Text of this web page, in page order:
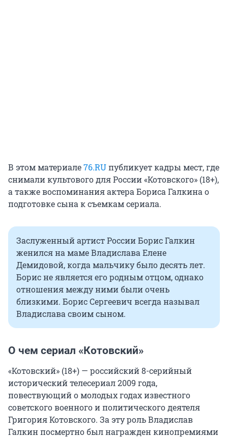
В этом материале76.RUпубликует кадры мест, где
снимали культового для России «Котовского» (18+),
а также воспоминания актера Бориса Галкина о
подготовке сына к съемкам сериала.
Заслуженный артист России Борис Галкин
женился на маме Владислава Елене
Демидовой, когда мальчику было десять лет.
Борис не является его родным отцом, однако
отношения между ними были очень
близкими. Борис Сергеевич всегда называл
Владислава своим сыном.
О чем сериал «Котовский»
«Котовский» (18+) — российский 8-серийный
исторический телесериал 2009 года,
повествующий о молодых годах известного
советского военного и политического деятеля
Григория Котовского. За эту роль Владислав
Галкин посмертно был награжден кинопремиями